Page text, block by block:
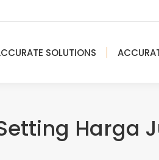
SOLUTIONS
Harga